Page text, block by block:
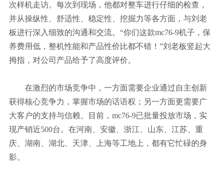
次样机走访。每次到现场，他都对整车进行仔细的检查，
并从操纵性、舒适性、稳定性、挖掘力等各方面，与刘老
板进行深入细致的沟通和交流。“你们这款mc76-9机子，保
养费用低，整机性能和产品性价比都不错！”刘老板竖起大
拇指，对公司产品给予了高度评价。
在激烈的市场竞争中，一方面需要企业通过自主创新
获得核心竞争力，掌握市场的话语权；另一方面更需要广
大客户的支持与信赖。目前，mc76-9已批量投放市场，实
现产销近500台。在河南、安徽、浙江、山东、江苏、重
庆、湖南、湖北、天津、上海等工地上，都有它忙碌的身
影。